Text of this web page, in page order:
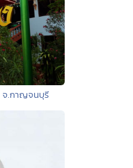
จ.กาญจนบุรี